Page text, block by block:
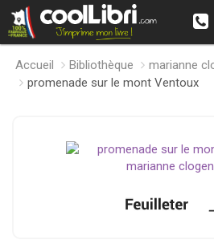
Accueil Bibliothèque
marianne
promenade sur le mont Ventoux